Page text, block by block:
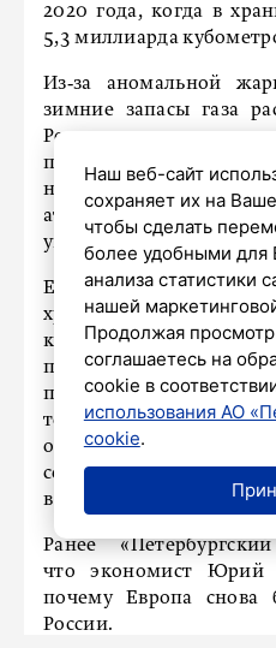
2020 года, когда в
5,3 миллиарда
Из‑за аномальной
зимние запасы газа
Рост использования
потребление
негативно
атомных
увеличивается спрос на
ЕС уже снизил
хранилищ к началу
кризиса вокруг
перебоев с
прогнозирует, что
темпов закачки к 1
окажется ниже
серьезные риски для
в отопительный сезон.
Ранее
что экономист Юрий
почему Европа снова
России.
Наш веб-сайт
сохраняет их на
чтобы сделать
более удобными для
анализа статистики
нашей
Продолжая просмотр
соглашаетесь на
cookie в
использования АО
cookie.